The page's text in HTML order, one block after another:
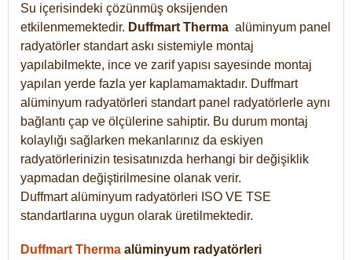
Su içerisindeki çözünmüş oksijenden
etkilenmemektedir. Duffmart Therma alüminyum panel
radyatörler standart askı sistemiyle montaj
yapılabilmekte, ince ve zarif yapısı sayesinde montaj
yapılan yerde fazla yer kaplamamaktadır. Duffmart
alüminyum radyatörleri standart panel radyatörlerle aynı
bağlantı çap ve ölçülerine sahiptir. Bu durum montaj
kolaylığı sağlarken mekanlarınız da eskiyen
radyatörlerinizin tesisatınızda herhangi bir değişiklik
yapmadan değiştirilmesine olanak verir.
Duffmart alüminyum radyatörleri ISO VE TSE
standartlarına uygun olarak üretilmektedir.
Duffmart Therma alüminyum radyatörleri